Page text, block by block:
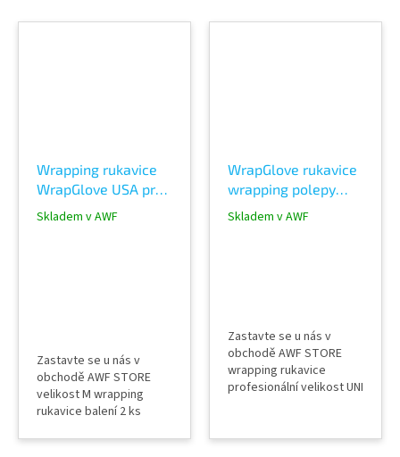
Wrapping rukavice
WrapGlove USA profi
- velikost M
Skladem v AWF
Zastavte se u nás v
obchodě AWF STORE
velikost M wrapping
rukavice balení 2 ks
S,M,L,XL výrobce
WrapGlove rukavice
wrapping polepy
Mexico
Skladem v AWF
Zastavte se u nás v
obchodě AWF STORE
wrapping rukavice
profesionální velikost UNI